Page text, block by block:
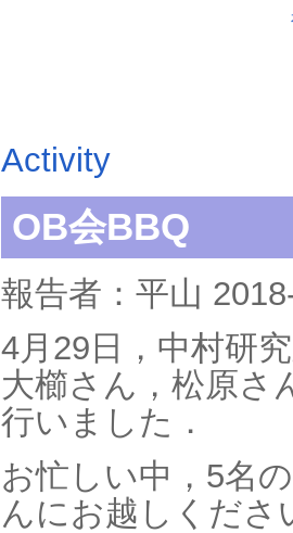
Activity
OB会BBQ
報告者：平山
4月29日，中村研
大櫛さん，松原さ
行いました．
お忙しい中，5名
んにお越しくださ